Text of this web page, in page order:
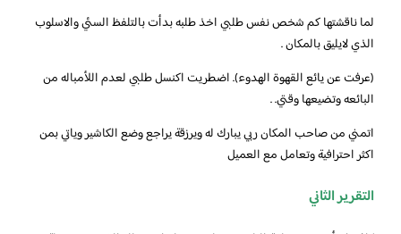
لما ناقشتها كم شخص نفس طلبي اخذ طلبه بدأت بالتلفظ السئي والاسلوب
الذي لايليق بالمكان .
(عرفت عن يائع القهوة الهدوء). اضطريت اكنسل طلبي لعدم اللأمباله من
البائعه وتضيعها وقتي. .
اتمني من صاحب المكان ربي يبارك له ويرزقة يراجع وضع الكاشير وياتي بمن
اكثر احترافية وتعامل مع العميل
التقرير الثاني